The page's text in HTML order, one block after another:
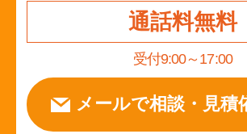
通話料無料
受付9:00～17:00
メールで相談 ・ 見積